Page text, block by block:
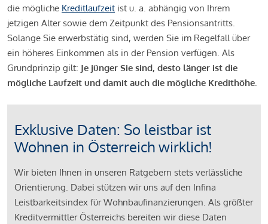
die mögliche Kreditlaufzeit ist u. a. abhängig von Ihrem
jetzigen Alter sowie dem Zeitpunkt des Pensionsantritts.
Solange Sie erwerbstätig sind, werden Sie im Regelfall über
ein höheres Einkommen als in der Pension verfügen. Als
Grundprinzip gilt: Je jünger Sie sind, desto länger ist die
mögliche Laufzeit und damit auch die mögliche Kredithöhe.
Exklusive Daten: So leistbar ist
Wohnen in Österreich wirklich!
Wir bieten Ihnen in unseren Ratgebern stets verlässliche
Orientierung. Dabei stützen wir uns auf den Infina
Leistbarkeitsindex für Wohnbaufinanzierungen. Als größter
Kreditvermittler Österreichs bereiten wir diese Daten